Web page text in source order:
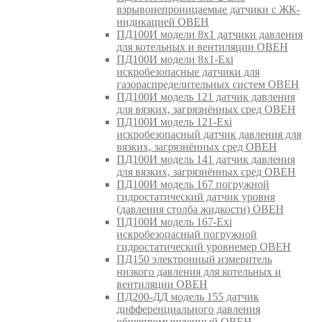
взрывонепроницаемые датчики с ЖК-
индикацией ОВЕН
ПД100И модели 8х1 датчики давления
для котельных и вентиляции ОВЕН
ПД100И модели 8х1-Exi
искробезопасные датчики для
газораспределительных систем ОВЕН
ПД100И модель 121 датчик давления
для вязких, загрязнённых сред ОВЕН
ПД100И модель 121-Exi
искробезопасный датчик давления для
вязких, загрязнённых сред ОВЕН
ПД100И модель 141 датчик давления
для вязких, загрязнённых сред ОВЕН
ПД100И модель 167 погружной
гидростатический датчик уровня
(давления столба жидкости) ОВЕН
ПД100И модель 167-Exi
искробезопасный погружной
гидростатический уровнемер ОВЕН
ПД150 электронный измеритель
низкого давления для котельных и
вентиляции ОВЕН
ПД200-ДД модель 155 датчик
дифференциального давления